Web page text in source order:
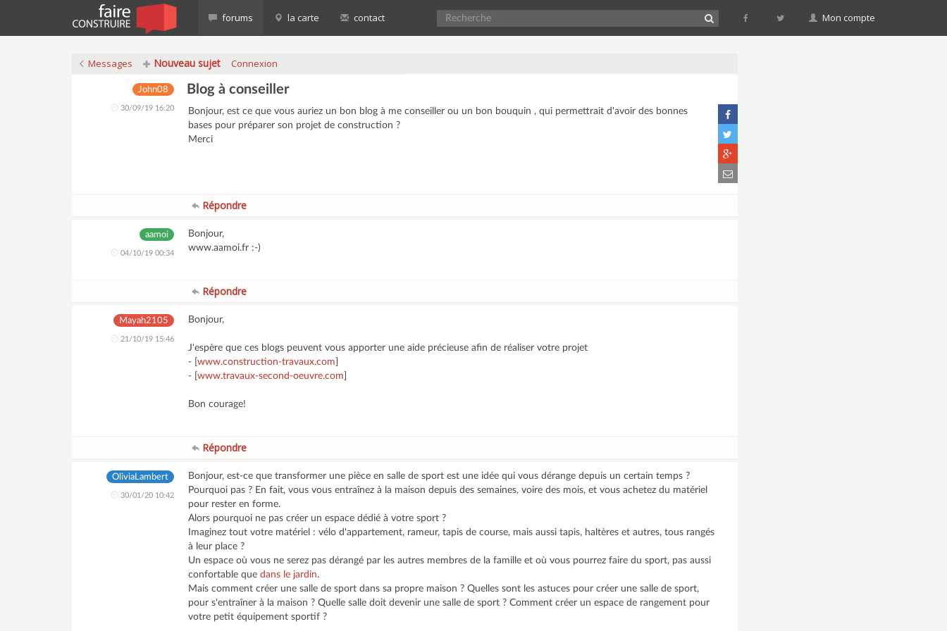
forums la carte contact Mon compte
Messages Nouveau sujet Connexion
John08
30/09/19 16:20
Blog à conseiller
Bonjour, est ce que vous auriez un bon blog à me conseiller ou un bon bouquin , qui permettrait d'avoir des bonnes
bases pour préparer son projet de construction ?
Merci
Répondre
aamoi
04/10/19 00:34
Bonjour,
www.aamoi.fr :-)
Répondre
Mayah2105
21/10/19 15:46
Bonjour,
J'espère que ces blogs peuvent vous apporter une aide précieuse afin de réaliser votre projet
- [www.construction-travaux.com
- [www.travaux-second-oeuvre.com
Bon courage!
Répondre
OliviaLambert
30/01/20 10:42
Bonjour, est-ce que transformer une pièce en salle de sport est une idée qui vous dérange depuis un certain temps ?
Pourquoi pas ? En fait, vous vous entraînez à la maison depuis des semaines, voire des mois, et vous achetez du matériel
pour rester en forme.
Alors pourquoi ne pas créer un espace dédié à votre sport ?
Imaginez tout votre matériel : vélo d'appartement, rameur, tapis de course, mais aussi tapis, haltères et autres, tous rangés
à leur place ?
Un espace où vous ne serez pas dérangé par les autres membres de la famille et où vous pourrez faire du sport, pas aussi
confortable quedans le jardin.
Mais comment créer une salle de sport dans sa propre maison ? Quelles sont les astuces pour créer une salle de sport,
pour s'entraîner à la maison ? Quelle salle doit devenir une salle de sport ? Comment créer un espace de rangement pour
votre petit équipement sportif ?